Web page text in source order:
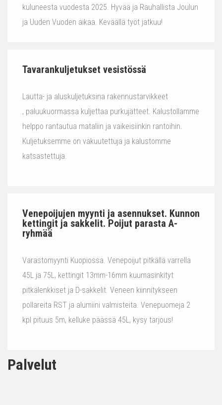
kuluneesta vuodesta 2025. Hyvää ja Rauhallista Joulun
ja Uuden Vuoden aikaa. Keväällä työt jatkuu!
Tavarankuljetukset vesistössä
Lautta- ja aluskuljetuksina rakennustarvikkeet
, paluukuormassa kuljettaa purkujätteet. Kalustollamme
helppo rantautua mataliin ja vaikeisiinkin rantoihin.
Kuljetuksemme on vakuutettuja ja kalustomme
katsastettuja.
Venepoijujen myynti ja asennukset. Kunnon
kettingit ja sakkelit. Poijut parasta A-
ryhmää
Varastomyynti Kuopiossa. Venepoijut pitkällä varrella
45L ja 75L, kettingit 13mm-16mm kuumasinkityt
pitkälenkkiset ja D-sakkelit. Veneen kiinnitykseen
pollareita RST ja alumiini valmisteita. Venepuomeja 2
kpl pituus 5m, kelluke päässä 45L, kysy tarjous!
Palvelut